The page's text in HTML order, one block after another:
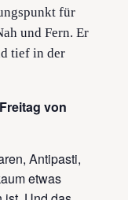
für
und Fern. Er
tief in der
von
Antipasti,
etwas